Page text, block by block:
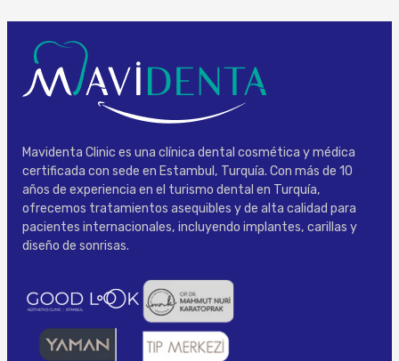
Mavidenta Clinic es una clínica dental cosmética y médica
certificada con sede en Estambul, Turquía. Con más de 10
años de experiencia en el turismo dental en Turquía,
ofrecemos tratamientos asequibles y de alta calidad para
pacientes internacionales, incluyendo implantes, carillas y
diseño de sonrisas.